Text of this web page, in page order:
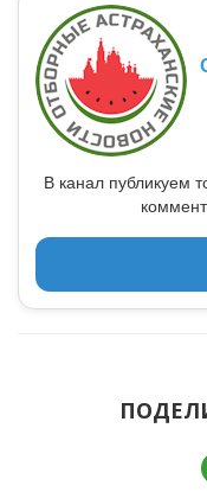
В канал публикуем